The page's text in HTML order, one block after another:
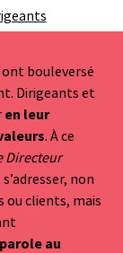
ont bouleversé
Dirigeants et
en leur
. À ce
Directeur
non
ou clients, mais
parole au